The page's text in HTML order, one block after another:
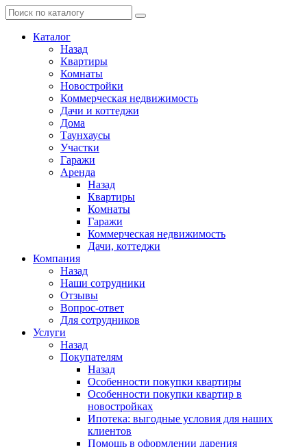
Каталог
Назад
Квартиры
Комнаты
Новостройки
Коммерческая недвижимость
Дачи и коттеджи
Дома
Таунхаусы
Участки
Гаражи
Аренда
Назад
Квартиры
Комнаты
Гаражи
Коммерческая недвижимость
Дачи, коттеджи
Компания
Назад
Наши сотрудники
Отзывы
Вопрос-ответ
Для сотрудников
Услуги
Назад
Покупателям
Назад
Особенности покупки квартиры
Особенности покупки квартир в
новостройках
Ипотека: выгодные условия для наших
клиентов
Помощь в оформлении дарения